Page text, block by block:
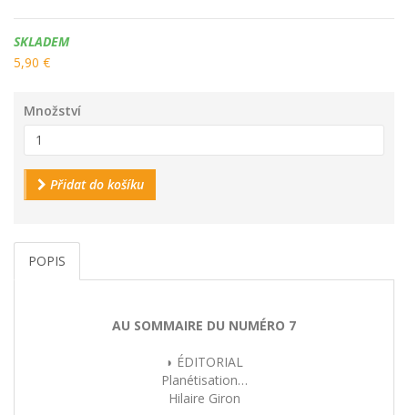
Dostupnost:
SKLADEM
5,90 €
Množství
Přidat do košíku
POPIS
AU SOMMAIRE DU NUMÉRO 7
◗ ÉDITORIAL
Planétisation…
Hilaire Giron